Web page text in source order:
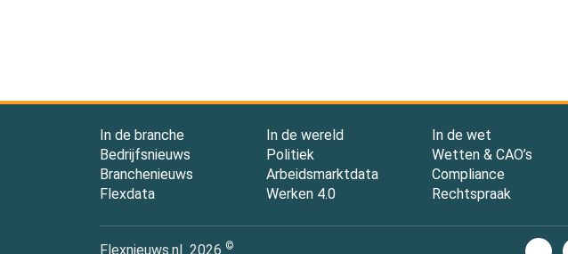
In de branche
Bedrijfsnieuws
Branchenieuws
Flexdata
In de wereld
Politiek
Arbeidsmarktdata
Werken 4.0
In de wet
Wetten & CAO’s
Compliance
Rechtspraak
Flexnieuws.nl 2026 ©